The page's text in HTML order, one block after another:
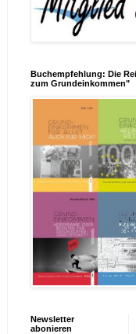
Buchempfehlung: Die
zum Grundeinkommen"
Newsletter
abonieren